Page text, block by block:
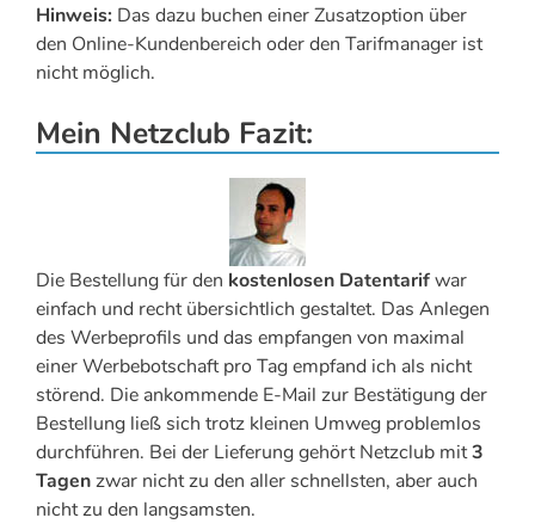
Hinweis: Das dazu buchen einer Zusatzoption über
den Online-Kundenbereich oder den Tarifmanager ist
nicht möglich.
Mein Netzclub Fazit:
Die Bestellung für den kostenlosen Datentarifwar
einfach und recht übersichtlich gestaltet. Das Anlegen
des Werbeprofils und das empfangen von maximal
einer Werbebotschaft pro Tag empfand ich als nicht
störend. Die ankommende E-Mail zur Bestätigung der
Bestellung ließ sich trotz kleinen Umweg problemlos
durchführen. Bei der Lieferung gehört Netzclub mit3
Tagenzwar nicht zu den aller schnellsten, aber auch
nicht zu den langsamsten.